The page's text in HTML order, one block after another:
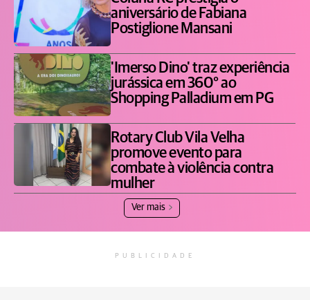
aniversário de Fabiana
Postiglione Mansani
'Imerso Dino' traz experiência
jurássica em 360° ao
Shopping Palladium em PG
Rotary Club Vila Velha
promove evento para
combate à violência contra
mulher
Ver mais
PUBLICIDADE